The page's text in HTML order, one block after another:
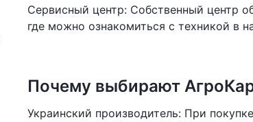
Сервисный центр: Собственный центр
где можно ознакомиться с техникой в
Почему выбирают
Украинский производитель: При